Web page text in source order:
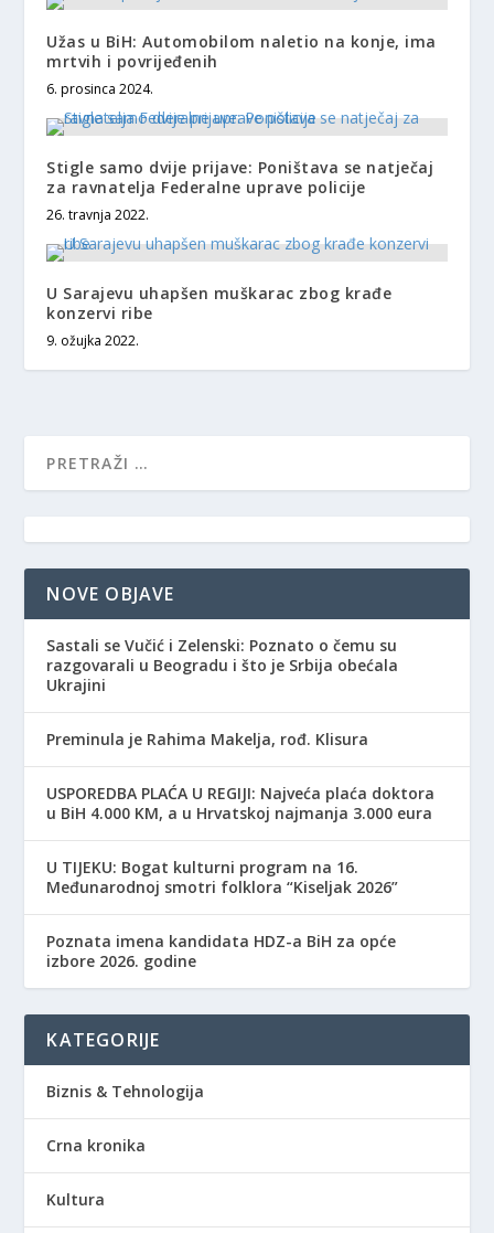
Užas u BiH: Automobilom naletio na konje, ima
mrtvih i povrijeđenih
6. prosinca 2024.
Stigle samo dvije prijave: Poništava se natječaj
za ravnatelja Federalne uprave policije
26. travnja 2022.
U Sarajevu uhapšen muškarac zbog krađe
konzervi ribe
9. ožujka 2022.
NOVE OBJAVE
Sastali se Vučić i Zelenski: Poznato o čemu su
razgovarali u Beogradu i što je Srbija obećala
Ukrajini
Preminula je Rahima Makelja, rođ. Klisura
USPOREDBA PLAĆA U REGIJI: Najveća plaća doktora
u BiH 4.000 KM, a u Hrvatskoj najmanja 3.000 eura
​U TIJEKU: Bogat kulturni program na 16.
Međunarodnoj smotri folklora “Kiseljak 2026”
Poznata imena kandidata HDZ-a BiH za opće
izbore 2026. godine
KATEGORIJE
Biznis & Tehnologija
Crna kronika
Kultura